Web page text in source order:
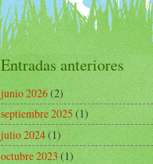
Entradas anteriores
junio 2026(2)
septiembre 2025(1)
julio 2024(1)
octubre 2023(1)